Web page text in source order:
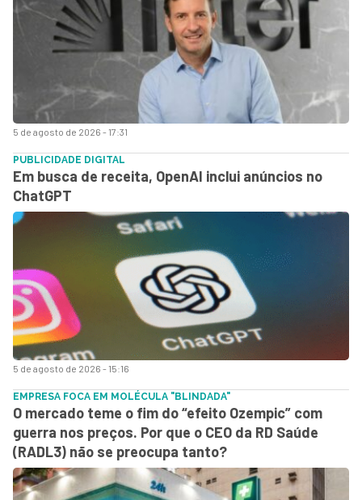
5 de agosto de 2026 - 17:31
5 de agosto de 2026 - 15:16
PUBLICIDADE DIGITAL
Em busca de receita, OpenAI inclui anúncios no
ChatGPT
EMPRESA FOCA EM MOLÉCULA "BLINDADA"
O mercado teme o fim do “efeito Ozempic” com
guerra nos preços. Por que o CEO da RD Saúde
(RADL3) não se preocupa tanto?